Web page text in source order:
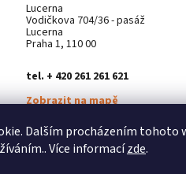
Dalším procházením tohoto
Více informacízde.
Lucerna
Vodičkova 704/36 - pasáž
Lucerna
Praha 1, 110 00
tel. + 420 261 261 621
Zobrazit na mapě